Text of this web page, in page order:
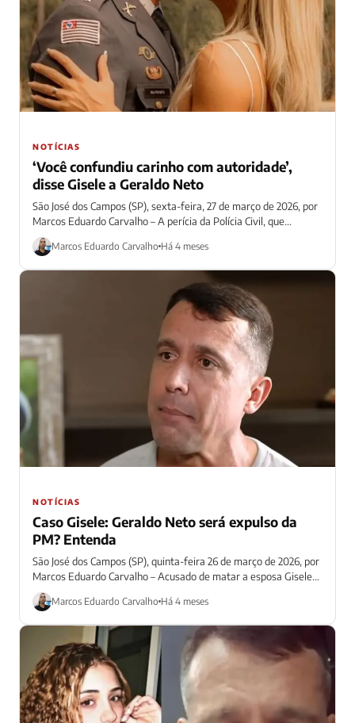
NOTÍCIAS
‘Você confundiu carinho com autoridade’,
disse Gisele a Geraldo Neto
São José dos Campos (SP), sexta-feira, 27 de março de 2026, por
Marcos Eduardo Carvalho – A perícia da Polícia Civil, que...
Marcos Eduardo Carvalho Há 4 meses
NOTÍCIAS
Caso Gisele: Geraldo Neto será expulso da
PM? Entenda
São José dos Campos (SP), quinta-feira 26 de março de 2026, por
Marcos Eduardo Carvalho – Acusado de matar a esposa Gisele...
Marcos Eduardo Carvalho Há 4 meses